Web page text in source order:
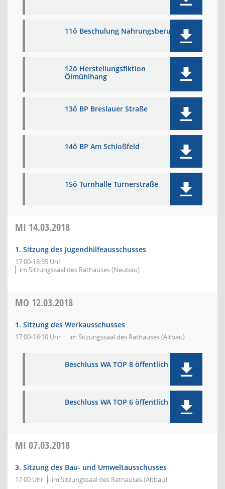
11ö Beschulung Nahrungsberufe
12ö Herstellungsfiktion
Ölmühlhang
13ö BP Breslauer Straße
14ö BP Am Schloßfeld
15ö Turnhalle Turnerstraße
MI 14.03.2018
1. Sitzung des Jugendhilfeausschusses
17:00-18:35 Uhr
im Sitzungssaal des Rathauses (Neubau)
MO 12.03.2018
1. Sitzung des Werkausschusses
17:00-18:10 Uhr im Sitzungssaal des Rathauses (Altbau)
Beschluss WA TOP 8 öffentlich
Beschluss WA TOP 6 öffentlich
MI 07.03.2018
3. Sitzung des Bau- und Umweltausschusses
17:00 Uhr im Sitzungssaal des Rathauses (Altbau)